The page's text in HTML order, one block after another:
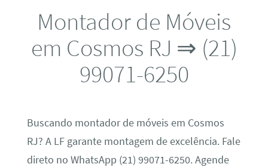
Montador de Móveis
em Cosmos RJ ⇒ (21)
99071-6250
Buscando montador de móveis em Cosmos
RJ? A LF garante montagem de excelência. Fale
direto no WhatsApp (21) 99071-6250. Agende